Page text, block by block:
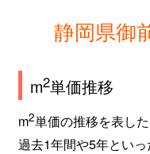
静岡県御
m2単価推移
m2単価の推移を表した
過去1年間や5年とい